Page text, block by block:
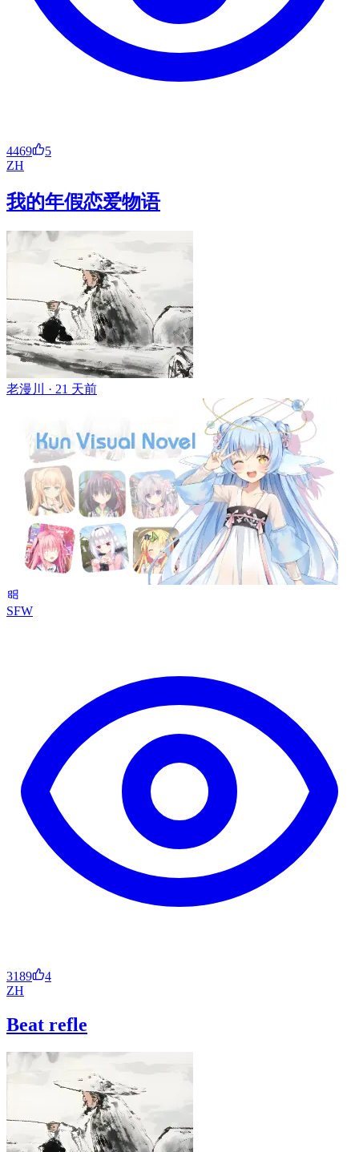
4469
5
ZH
我的年假恋爱物语
老漫川 · 21 天前
SFW
3189
4
ZH
Beat refle